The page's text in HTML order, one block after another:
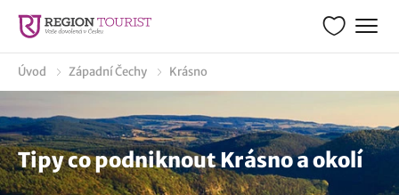
Úvod Západní Čechy Krásno
Tipy co podniknout Krásno a okolí